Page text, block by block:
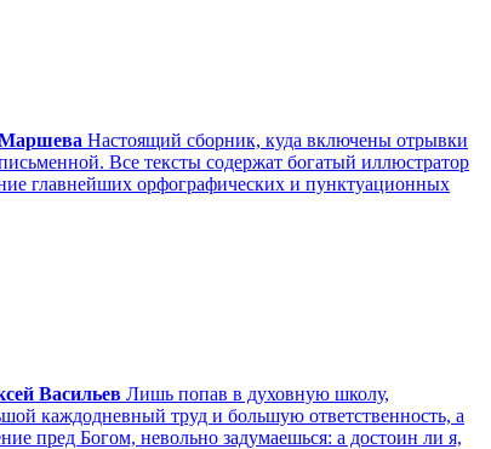
Настоящий сборник, куда включены отрывки
Все тексты содержат богатый иллюстратор
главнейших орфографических и пунктуационных
Васильев Лишь попав в духовную школу,
каждодневный труд и большую ответственность, а
пред Богом, невольно задумаешься: а достоин ли я,